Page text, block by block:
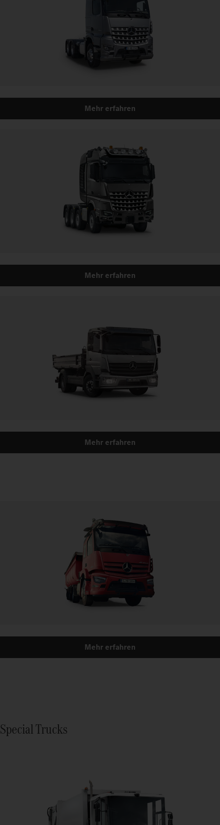
Mehr erfahren
Mehr erfahren
Mehr erfahren
Mehr erfahren
Special Trucks